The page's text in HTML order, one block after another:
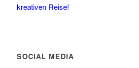
kreativen Reise!
SOCIAL MEDIA